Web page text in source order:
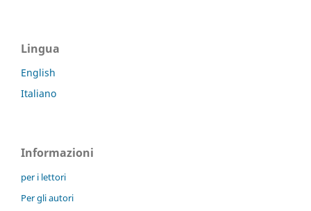
Lingua
English
Italiano
Informazioni
per i lettori
Per gli autori